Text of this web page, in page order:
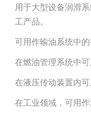
用于大型设备润滑
工产品。
可用作输油系统中
在燃油管理系统中
在液压传动装置内
在工业领域，可用作